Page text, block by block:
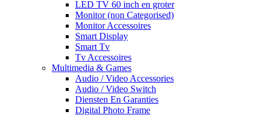
LED TV 60 inch en groter
Monitor (non Categorised)
Monitor Accessoires
Smart Display
Smart Tv
Tv Accessoires
Multimedia & Games
Audio / Video Accessories
Audio / Video Switch
Diensten En Garanties
Digital Photo Frame